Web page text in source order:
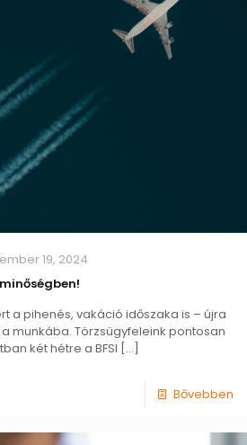
19, 2024
a pihenés, vakáció időszaka is – újra
munkába. Törzsügyfeleink pontosan
két hétre a BFSI […]
Bővebben